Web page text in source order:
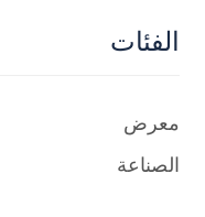
الفئات
معرض
الصناعة